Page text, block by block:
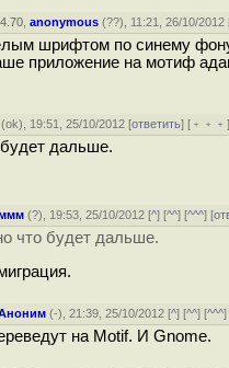
4.70 ,anonymous (??), 11:21, 26/10/2012
шрифтом по синему
приложение на мотиф
(ok), 19:51, 25/10/2012 [ответить] [ ﹢﹢﹢
дальше.
(?), 19:53, 25/10/2012 [^] [^^] [^^^] [
что будет дальше.
(-), 21:39, 25/10/2012 [^] [^^] [^^^]
на Motif. И Gnome.